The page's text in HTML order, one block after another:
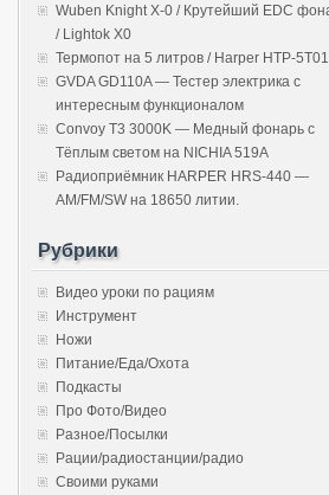
Wuben Knight X-0 / Крутейший EDC
/ Lightok X0
Термопот на 5 литров / Harper HTP-5T01
GVDA GD110A — Тестер электрика с
интересным функционалом
Convoy T3 3000K — Медный фонарь с
Тёплым светом на NICHIA 519A
Радиоприёмник HARPER HRS-440 —
AM/FM/SW на 18650 литии.
Рубрики
Видео уроки по рациям
Инструмент
Ножи
Питание/Еда/Охота
Подкасты
Про Фото/Видео
Разное/Посылки
Рации/радиостанции/радио
Своими руками